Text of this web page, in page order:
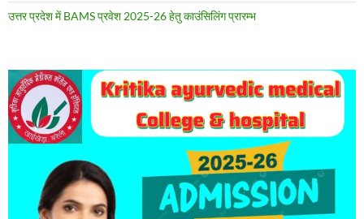
उत्तर प्रदेश में BAMS प्रवेश 2025-26 हेतु काउंसिलिंग प्रारम्भ